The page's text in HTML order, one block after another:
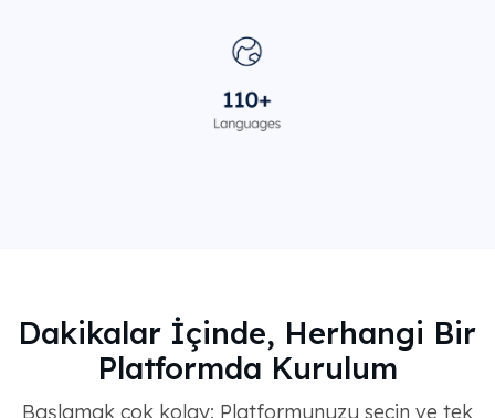
Dakikalar İçinde, Herhangi Bir
Platformda Kurulum
Başlamak çok kolay: Platformunuzu seçin ve tek